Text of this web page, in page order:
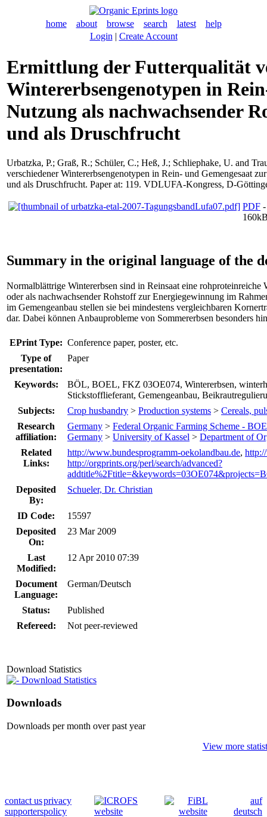
home about browse search latest
help
Login | Create Account
Ermittlung der Futterqualität
Wintererbsengenotypen in
Nutzung als nachwachsender
und als Druschfrucht
Urbatzka, P.; Graß, R.; Schüler, C.; Heß, J.; Schliephake, U. and
verschiedener Wintererbsengenotypen in Rein- und Gemengesaat
und als Druschfrucht. Paper at: 119. VDLUFA-Kongress, D-
PDF
Summary in the original language of the
Normalblättrige Wintererbsen sind in Reinsaat eine
oder als nachwachsender Rohstoff zur Energiegewinnung im
im Gemengeanbau stellen sie bei mindestens vergleichbaren
dar. Dabei können Anbauprobleme von Sommererbsen besonders
EPrint Type: Conference paper, poster, etc.
Type of
presentation:
Paper
Keywords:
BÖL, BOEL, FKZ 03OE074, Wintererbsen,
Stickstofflieferant, Gemengeanbau,
Subjects:
Crop husbandry > Production systems > Cereals,
Research
affiliation:
Germany > Federal Organic Farming Scheme -
Germany > University of Kassel > Department of
Related
Links:
http://www.bundesprogramm-oekolandbau.de,
http://orgprints.org/perl/search/advanced?
Deposited
By:
Schueler, Dr. Christian
ID Code:
15597
Deposited
On:
23 Mar 2009
Last
Modified:
12 Apr 2010 07:39
Document
Language:
German/Deutsch
Status:
Published
Refereed:
Not peer-reviewed
Download Statistics
Download Statistics
Downloads
Downloads per month over past year
View more
contact us
supporters
privacy
policy
auf
deutsch